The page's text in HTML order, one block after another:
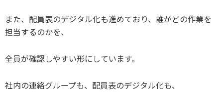
また、配員表のデジタル化も進めており、誰がどの作業を
担当するのかを、
全員が確認しやすい形にしています。
社内の連絡グループも、配員表のデジタル化も、